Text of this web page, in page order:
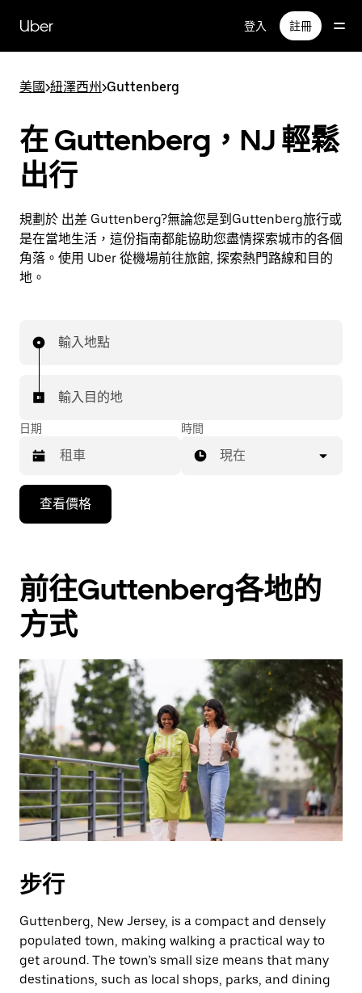
Uber 登入 註冊
美國>紐澤西州>Guttenberg
在 Guttenberg，NJ 輕鬆
出行
規劃於 出差 Guttenberg?無論您是到Guttenberg旅行或
是在當地生活，這份指南都能協助您盡情探索城市的各個
角落。使用 Uber 從機場前往旅館, 探索熱門路線和目的
地。
輸入地點
輸入目的地
日期
向
頭
鍵
即
可
用
行
事
曆
並
選
擇
日
期。
開
鈕
即
可
關
時間
現在
查看價格
前往Guttenberg各地的
方式
步行
Guttenberg, New Jersey, is a compact and densely
populated town, making walking a practical way to
get around. The town’s small size means that many
destinations, such as local shops, parks, and dining